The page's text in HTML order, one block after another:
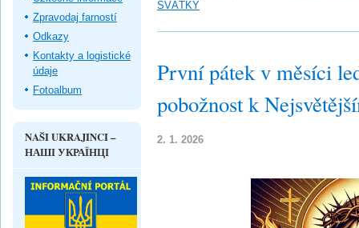
SVÁTKY
První pátek v měsíci
pobožnost k
2. 1. 2026
Zpravodaj farností
Odkazy
Kontakty a logistické
údaje
Fotoalbum
NAŠI UKRAJINCI –
НАШІ УКРАЇНЦІ